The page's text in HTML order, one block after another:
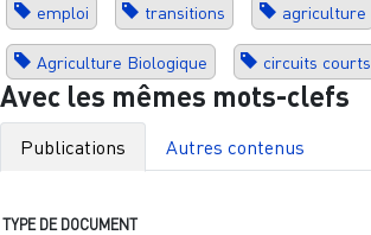
emploi transitions agriculture
Agriculture Biologique circuits courts
Avec les mêmes mots-clefs
Publications Autres contenus
TYPE DE DOCUMENT